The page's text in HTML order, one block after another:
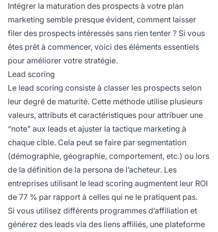
Intégrer la maturation des prospects à votre plan
marketing semble presque évident, comment laisser
filer des prospects intéressés sans rien tenter ? Si vous
êtes prêt à commencer, voici des éléments essentiels
pour améliorer votre stratégie.
Lead scoring
Le lead scoring consiste à classer les prospects selon
leur degré de maturité. Cette méthode utilise plusieurs
valeurs, attributs et caractéristiques pour attribuer une
“note” aux leads et ajuster la tactique marketing à
chaque cible. Cela peut se faire par segmentation
(démographie, géographie, comportement, etc.) ou lors
de la définition de la persona de l’acheteur. Les
entreprises utilisant le lead scoring augmentent leur ROI
de 77 % par rapport à celles qui ne le pratiquent pas.
Si vous utilisez différents programmes d’affiliation et
générez des leads via des liens affiliés, une plateforme